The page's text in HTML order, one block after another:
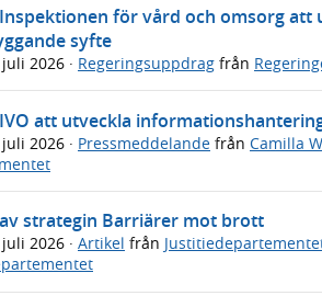
för vård och omsorg
syfte
2026 · Regeringsuppdrag från
att utveckla
juli 2026 · Pressmeddelande från Camilla
strategin Barriärer mot brott
juli 2026 · Artikel från